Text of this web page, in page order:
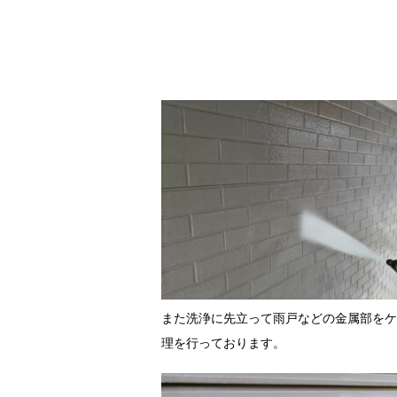
また洗浄に先立って雨戸などの金属部を
理を行っております。